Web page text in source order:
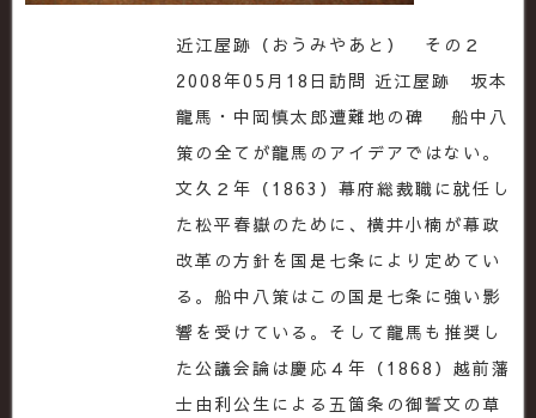
近江屋跡（おうみやあと） その２
2008年05月18日訪問 近江屋跡 坂本
龍馬・中岡慎太郎遭難地の碑 船中八
策の全てが龍馬のアイデアではない。
文久２年（1863）幕府総裁職に就任し
た松平春嶽のために、横井小楠が幕政
改革の方針を国是七条により定めてい
る。船中八策はこの国是七条に強い影
響を受けている。そして龍馬も推奨し
た公議会論は慶応４年（1868）越前藩
士由利公生による五箇条の御誓文の草